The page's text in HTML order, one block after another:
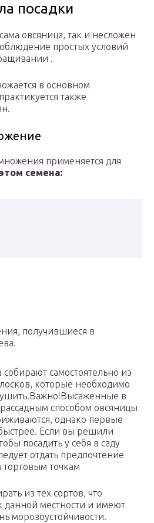
посадки
овсяница, так и несложен
простых условий
.
в основном
также
применяется для
семена:
получившиеся в
самостоятельно из
которые необходимо
в
способом овсяницы
однако первые
Если вы решили
посадить у себя в саду
отдать предпочтение
точкам
из тех сортов, что
данной местности и имеют
морозоустойчивости.